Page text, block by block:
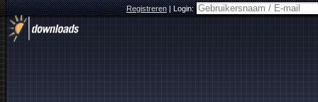
Registreren|Login: